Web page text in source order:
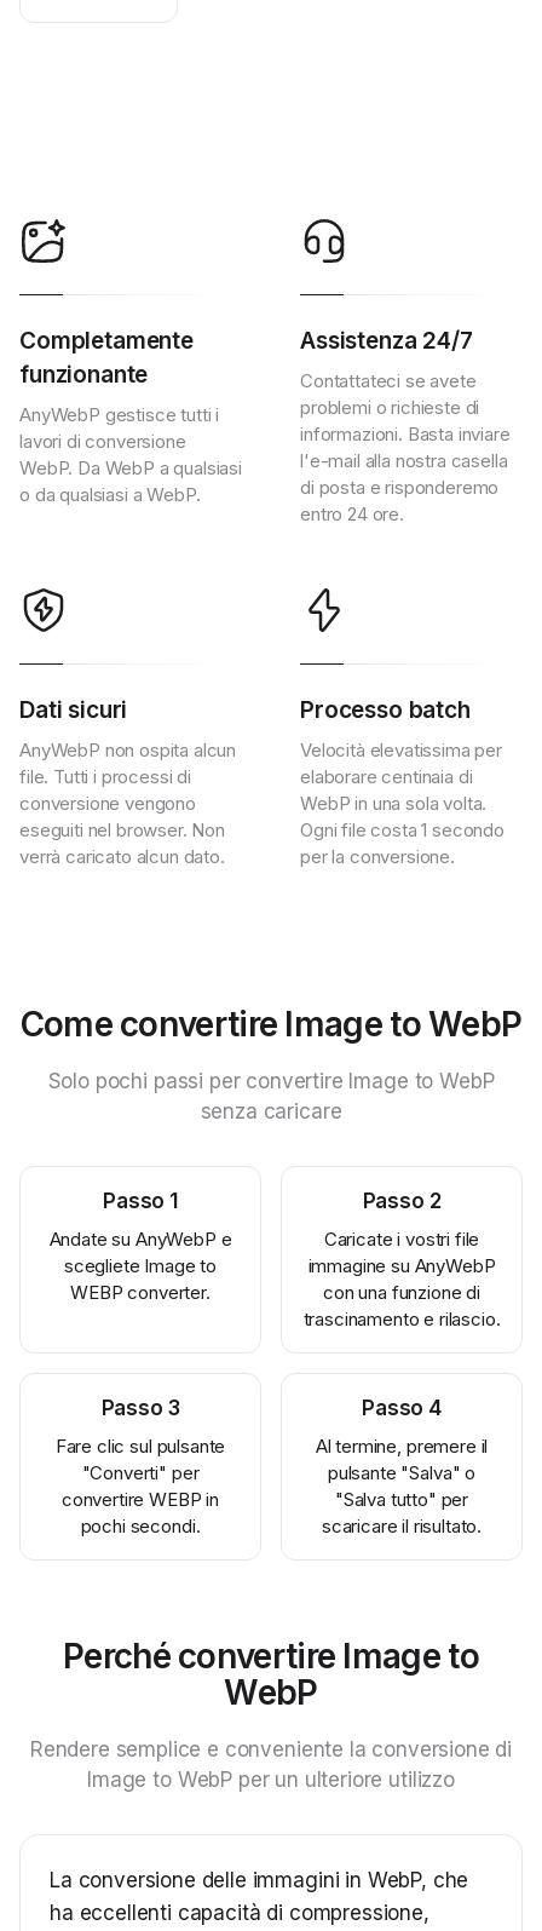
Completamente
funzionante
AnyWebP gestisce tutti i
lavori di conversione
WebP. Da WebP a qualsiasi
o da qualsiasi a WebP.
Assistenza 24/7
Contattateci se avete
problemi o richieste di
informazioni. Basta inviare
l'e-mail alla nostra casella
di posta e risponderemo
entro 24 ore.
Dati sicuri
AnyWebP non ospita alcun
file. Tutti i processi di
conversione vengono
eseguiti nel browser. Non
verrà caricato alcun dato.
Processo batch
Velocità elevatissima per
elaborare centinaia di
WebP in una sola volta.
Ogni file costa 1 secondo
per la conversione.
Come convertire Image to WebP
Solo pochi passi per convertire Image to WebP
senza caricare
Passo 1
Andate su AnyWebP e
scegliete Image to
WEBP converter.
Passo 2
Caricate i vostri file
immagine su AnyWebP
con una funzione di
trascinamento e rilascio.
Passo 3
Fare clic sul pulsante
"Converti" per
convertire WEBP in
pochi secondi.
Passo 4
Al termine, premere il
pulsante "Salva" o
"Salva tutto" per
scaricare il risultato.
Perché convertire Image to
WebP
Rendere semplice e conveniente la conversione di
Image to WebP per un ulteriore utilizzo
La conversione delle immagini in WebP, che
ha eccellenti capacità di compressione,